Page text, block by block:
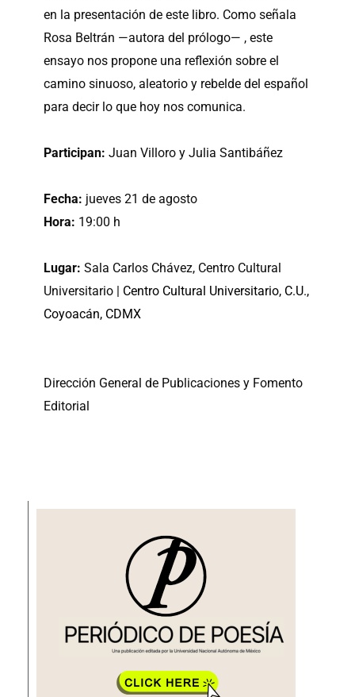
en la presentación de este libro. Como señala
Rosa Beltrán —autora del prólogo— , este
ensayo nos propone una reflexión sobre el
camino sinuoso, aleatorio y rebelde del español
para decir lo que hoy nos comunica.
Participan: Juan Villoro y Julia Santibáñez
Fecha: jueves 21 de agosto
Hora: 19:00 h
Lugar: Sala Carlos Chávez, Centro Cultural
Universitario | Centro Cultural Universitario, C.U.,
Coyoacán, CDMX
Dirección General de Publicaciones y Fomento
Editorial